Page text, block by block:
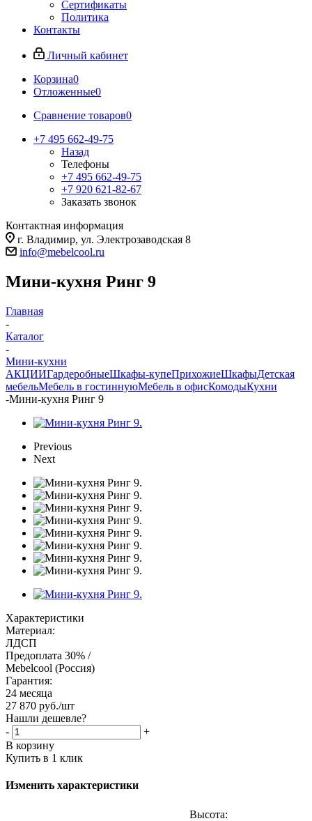
Сертификаты
Политика
Контакты
Личный кабинет
Корзина0
Отложенные0
Сравнение товаров0
+7 495 662-49-75
Назад
Телефоны
+7 495 662-49-75
+7 920 621-82-67
Заказать звонок
Контактная информация
г. Владимир, ул. Электрозаводская 8
info@mebelcool.ru
Мини-кухня Ринг 9
Главная
-
Каталог
-
Мини-кухни
АКЦИИГардеробныеШкафы-купеПрихожиеШкафыДетская
мебельМебель в гостиннуюМебель в офисКомодыКухни
-Мини-кухня Ринг 9
Previous
Next
Характеристики
Материал:
ЛДСП
Предоплата 30% /
Mebelcool (Россия)
Гарантия:
24 месяца
27 870 руб./шт
Нашли дешевле?
-
+
В корзину
Купить в 1 клик
Изменить характеристики
Высота: